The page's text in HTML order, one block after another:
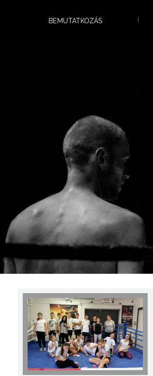
BEMUTATKOZÁS
Újra Birtokba vették termünket a
Bersekes diákok!